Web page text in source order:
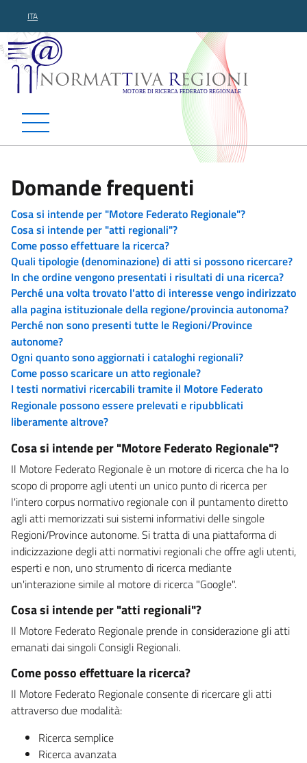
ITA
Normattiva Regioni -
Domande frequenti
Cosa si intende per "Motore Federato Regionale"?
Cosa si intende per "atti regionali"?
Come posso effettuare la ricerca?
Quali tipologie (denominazione) di atti si possono ricercare?
In che ordine vengono presentati i risultati di una ricerca?
Perché una volta trovato l'atto di interesse vengo indirizzato
alla pagina istituzionale della regione/provincia autonoma?
Perché non sono presenti tutte le Regioni/Province
autonome?
Ogni quanto sono aggiornati i cataloghi regionali?
Come posso scaricare un atto regionale?
I testi normativi ricercabili tramite il Motore Federato
Regionale possono essere prelevati e ripubblicati
liberamente altrove?
Cosa si intende per "Motore Federato Regionale"?
Il Motore Federato Regionale è un motore di ricerca che ha lo
scopo di proporre agli utenti un unico punto di ricerca per
l'intero corpus normativo regionale con il puntamento diretto
agli atti memorizzati sui sistemi informativi delle singole
Regioni/Province autonome. Si tratta di una piattaforma di
indicizzazione degli atti normativi regionali che offre agli utenti,
esperti e non, uno strumento di ricerca mediante
un'interazione simile al motore di ricerca "Google".
Cosa si intende per "atti regionali"?
Il Motore Federato Regionale prende in considerazione gli atti
emanati dai singoli Consigli Regionali.
Come posso effettuare la ricerca?
Il Motore Federato Regionale consente di ricercare gli atti
attraverso due modalità:
Ricerca semplice
Ricerca avanzata